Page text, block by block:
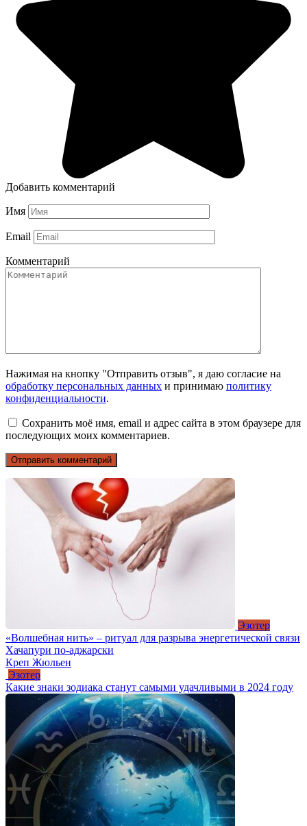
Добавить комментарий
Имя
Email
Комментарий
Нажимая на кнопку "Отправить отзыв", я даю согласие на
обработку персональных данных и принимаю политику
конфиденциальности.
Сохранить моё имя, email и адрес сайта в этом браузере для
последующих моих комментариев.
Эзотер
«Волшебная нить» – ритуал для разрыва энергетической связи
Хачапури по-аджарски
Креп Жюльен
Эзотер
Какие знаки зодиака станут самыми удачливыми в 2024 году